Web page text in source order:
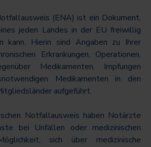
(ENA) ist ein Dokument,
jeden Landes in der EU freiwillig
kann. Hierin sind Angaben zu Ihrer
Erkrankungen, Operationen,
Medikamenten, Impfungen
Medikamenten in den
aufgeführt.
Notfallausweis haben Notärzte
bei Unfällen oder medizinischen
sich über medizinische